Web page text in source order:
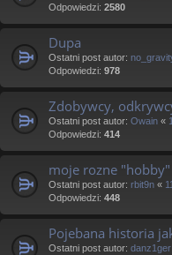
Odpowiedzi: 2580
Dupa
Ostatni post autor:
Odpowiedzi: 978
Zdobywcy,
Ostatni post autor: Owain «
Odpowiedzi: 414
moje rozne "hobby"
Ostatni post autor: rbit9n «
Odpowiedzi: 448
Pojebana historia
Ostatni post autor: danz1ger